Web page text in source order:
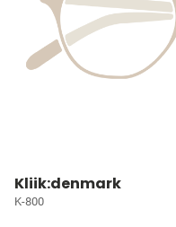
Kliik:denmark
K-800